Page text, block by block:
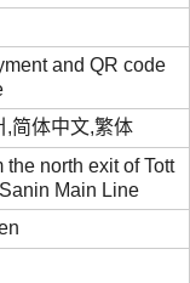
and QR code
,简体中文,繁体
north exit of Tott
Main Line